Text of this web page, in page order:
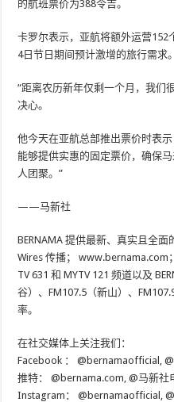
的航班票价为388令吉。
卡罗尔表示，亚航将额外运营152
4日节日期间预计激增的旅行需求。
“距离农历新年仅剩一个月，我们
决心。
他今天在亚航总部推出票价时表
能够提供实惠的固定票价，确保
人团聚。”
——马新社
BERNAMA 提供最新、真实且全面
Wires 传播； www.bernama.com
TV 631 和 MYTV 121 频道以及
谷）、FM107.5（新山）、
率。
在社交媒体上关注我们：
Facebook ：@bernamaofficial ,
推特：@bernama.com,@马新社
Instagram：@bernamaofficial ,